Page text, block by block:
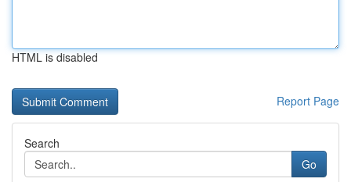
HTML is disabled
Report Page
Search
Go